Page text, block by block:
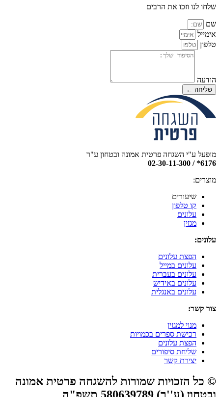
שלחו לנו וזכו את הרבים
שם
אימייל
טלפון
הודעה
שליחה ←
מופעל ע"י השגחה פרטית אמונה ובטחון ע"ר
6176* / 02-30-11-300
מוצרים:
שיעורים
קו טלפון
עלונים
מגזין
עלונים:
הפצת עלונים
עלונים במייל
עלונים בעברית
עלונים באידיש
עלונים באנגלית
צור קשר:
מנוי למגזין
רכישת ספרים בכמויות
הפצת עלונים
שליחת סיפורים
יצירת קשר
© כל הזכויות שמורות להשגחה פרטית אמונה
ובטחון (ע''ר) 580639789 תשפ"ה